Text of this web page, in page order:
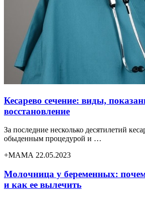
Кесарево сечение: виды,
восстановление
За последние несколько десятилетий
обыденным процедурой и …
+МАМА 22.05.2023
Молочница у беременных:
и как ее вылечить